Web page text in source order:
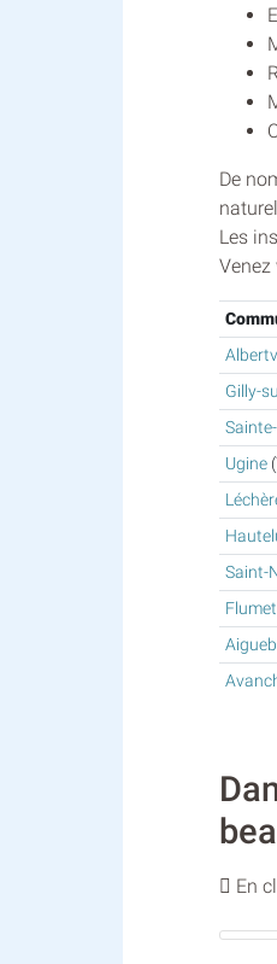
De
Les
Gilly-
Ugine
Saint-
Flumet
En